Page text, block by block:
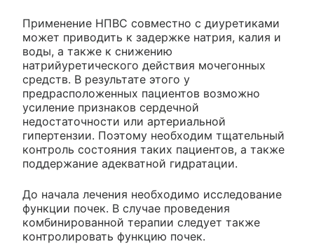
Применение НПВС совместно с диуретиками
может приводить к задержке натрия, калия и
воды, а также к снижению
натрийуретического действия мочегонных
средств. В результате этого у
предрасположенных пациентов возможно
усиление признаков сердечной
недостаточности или артериальной
гипертензии. Поэтому необходим тщательный
контроль состояния таких пациентов, а также
поддержание адекватной гидратации.
До начала лечения необходимо исследование
функции почек. В случае проведения
комбинированной терапии следует также
контролировать функцию почек.